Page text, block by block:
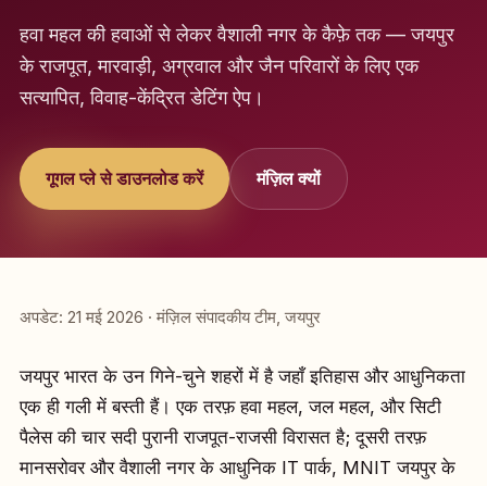
हवा महल की हवाओं से लेकर वैशाली नगर के कैफ़े तक — जयपुर
के राजपूत, मारवाड़ी, अग्रवाल और जैन परिवारों के लिए एक
सत्यापित, विवाह-केंद्रित डेटिंग ऐप।
गूगल प्ले से डाउनलोड करें मंज़िल क्यों
अपडेट: 21 मई 2026 · मंज़िल संपादकीय टीम, जयपुर
जयपुर भारत के उन गिने-चुने शहरों में है जहाँ इतिहास और आधुनिकता
एक ही गली में बस्ती हैं। एक तरफ़ हवा महल, जल महल, और सिटी
पैलेस की चार सदी पुरानी राजपूत-राजसी विरासत है; दूसरी तरफ़
मानसरोवर और वैशाली नगर के आधुनिक IT पार्क, MNIT जयपुर के